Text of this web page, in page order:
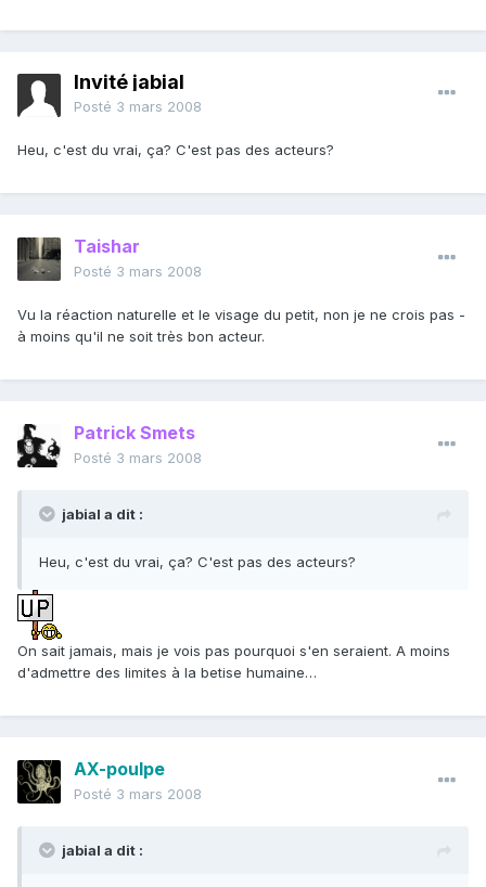
Invité jabial
Posté 3 mars 2008
Heu, c'est du vrai, ça? C'est pas des acteurs?
Taishar
Posté 3 mars 2008
Vu la réaction naturelle et le visage du petit, non je ne crois pas -
à moins qu'il ne soit très bon acteur.
Patrick Smets
Posté 3 mars 2008
jabial a dit :
Heu, c'est du vrai, ça? C'est pas des acteurs?
On sait jamais, mais je vois pas pourquoi s'en seraient. A moins
d'admettre des limites à la betise humaine…
AX-poulpe
Posté 3 mars 2008
jabial a dit :